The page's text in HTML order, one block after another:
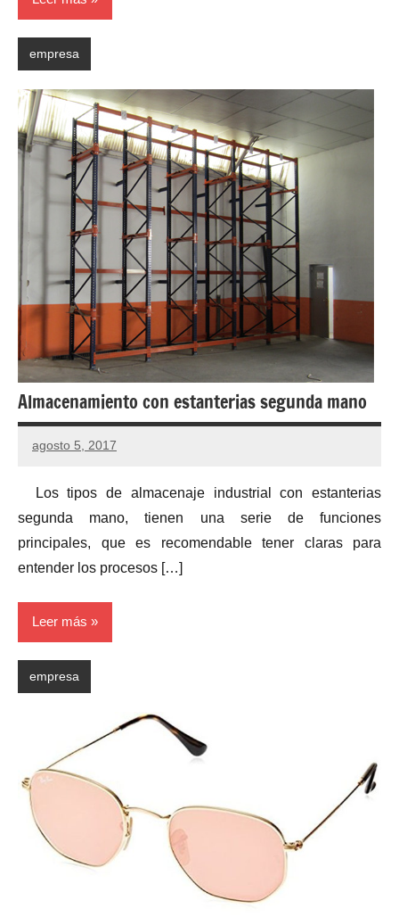
empresa
Almacenamiento con estanterias segunda mano
agosto 5, 2017
No
comentarios
Los tipos de almacenaje industrial con estanterias
segunda mano, tienen una serie de funciones
principales, que es recomendable tener claras para
entender los procesos […]
Leer más
empresa